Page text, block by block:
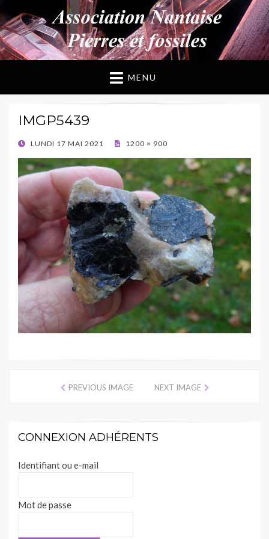
ANPF
Association Nantaise Pierres et Fossiles
MENU
IMGP5439
POSTED
LUNDI 17 MAI 2021 1200 × 900
PREVIOUS IMAGE NEXT IMAGE
CONNEXION ADHÉRENTS
Identifiant ou e-mail
Mot de passe